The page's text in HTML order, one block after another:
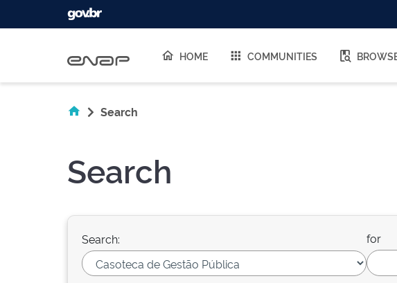
HOME COMMUNITIES
Search
Search
Search: for